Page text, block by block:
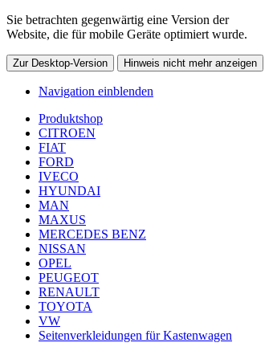
Sie betrachten gegenwärtig eine Version der
Website, die für mobile Geräte optimiert wurde.
Zur Desktop-Version Hinweis nicht mehr anzeigen
Navigation einblenden
Produktshop
CITROEN
FIAT
FORD
IVECO
HYUNDAI
MAN
MAXUS
MERCEDES BENZ
NISSAN
OPEL
PEUGEOT
RENAULT
TOYOTA
VW
Seitenverkleidungen für Kastenwagen